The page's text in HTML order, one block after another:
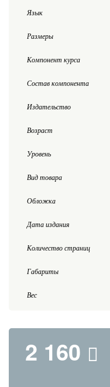
Язык
Размеры
Компонент курса
Состав компонента
Издательство
Возраст
Уровень
Вид товара
Обложка
Дата издания
Количество страниц
Габариты
Вес
2 160